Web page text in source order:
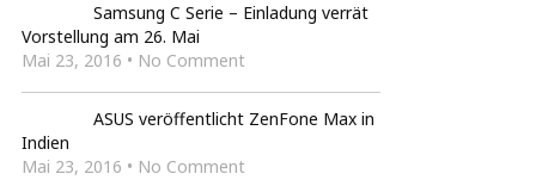
Samsung C Serie – Einladung verrät
Vorstellung am 26. Mai
Mai 23, 2016 • No Comment
ASUS veröffentlicht ZenFone Max in
Indien
Mai 23, 2016 • No Comment